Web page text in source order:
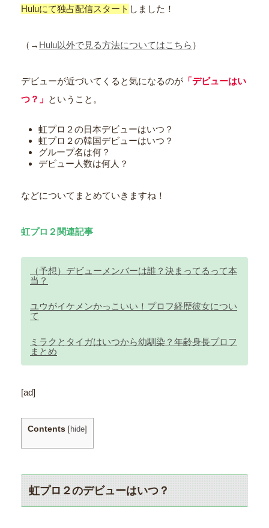
Huluにて独占配信スタート しました！
（→ Hulu以外で見る方法についてはこちら ）
デビューが近づいてくると気になるのが 「デビューはい
つ？」 ということ。
虹プロ２の日本デビューはいつ？
虹プロ２の韓国デビューはいつ？
グループ名は何？
デビュー人数は何人？
などについてまとめていきますね！
虹プロ２関連記事
（予想）デビューメンバーは誰？決まってるって本
当？
ユウがイケメンかっこいい！プロフ経歴彼女につい
て
ミラクとタイガはいつから幼馴染？年齢身長プロフ
まとめ
[ad]
Contents [hide]
虹プロ２のデビューはいつ？